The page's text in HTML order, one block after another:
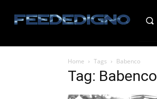
Home Tags Babenco
Tag: Babenco